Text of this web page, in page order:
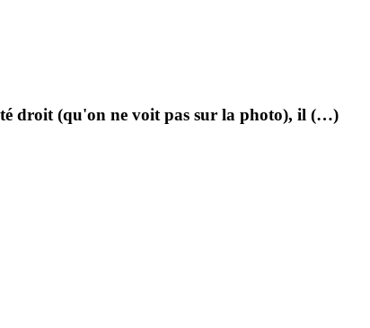
droit (qu'on ne voit pas sur la photo), il (…)